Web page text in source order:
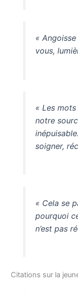
«
vous,
« Les
notre
soigner,
« Cela se
pourquoi
n’est pas
Citations sur la